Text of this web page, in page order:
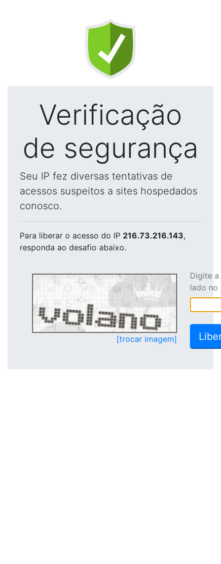
Verificação
de segurança
Seu IP fez diversas tentativas de
acessos suspeitos a sites hospedados
conosco.
Para liberar o acesso do IP 216.73.216.143,
responda ao desafio abaixo.
[trocar imagem]
Digite
lado no